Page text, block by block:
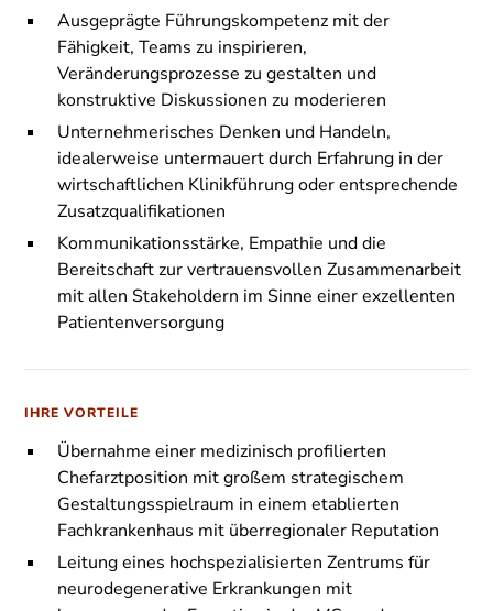
Ausgeprägte Führungskompetenz mit der
Fähigkeit, Teams zu inspirieren,
Veränderungsprozesse zu gestalten und
konstruktive Diskussionen zu moderieren
Unternehmerisches Denken und Handeln,
idealerweise untermauert durch Erfahrung in der
wirtschaftlichen Klinikführung oder entsprechende
Zusatzqualifikationen
Kommunikationsstärke, Empathie und die
Bereitschaft zur vertrauensvollen Zusammenarbeit
mit allen Stakeholdern im Sinne einer exzellenten
Patientenversorgung
IHRE VORTEILE
Übernahme einer medizinisch profilierten
Chefarztposition mit großem strategischem
Gestaltungsspielraum in einem etablierten
Fachkrankenhaus mit überregionaler Reputation
Leitung eines hochspezialisierten Zentrums für
neurodegenerative Erkrankungen mit